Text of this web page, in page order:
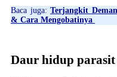
Baca juga:Terjangkit
& Cara Mengobatinya
Daur hidup